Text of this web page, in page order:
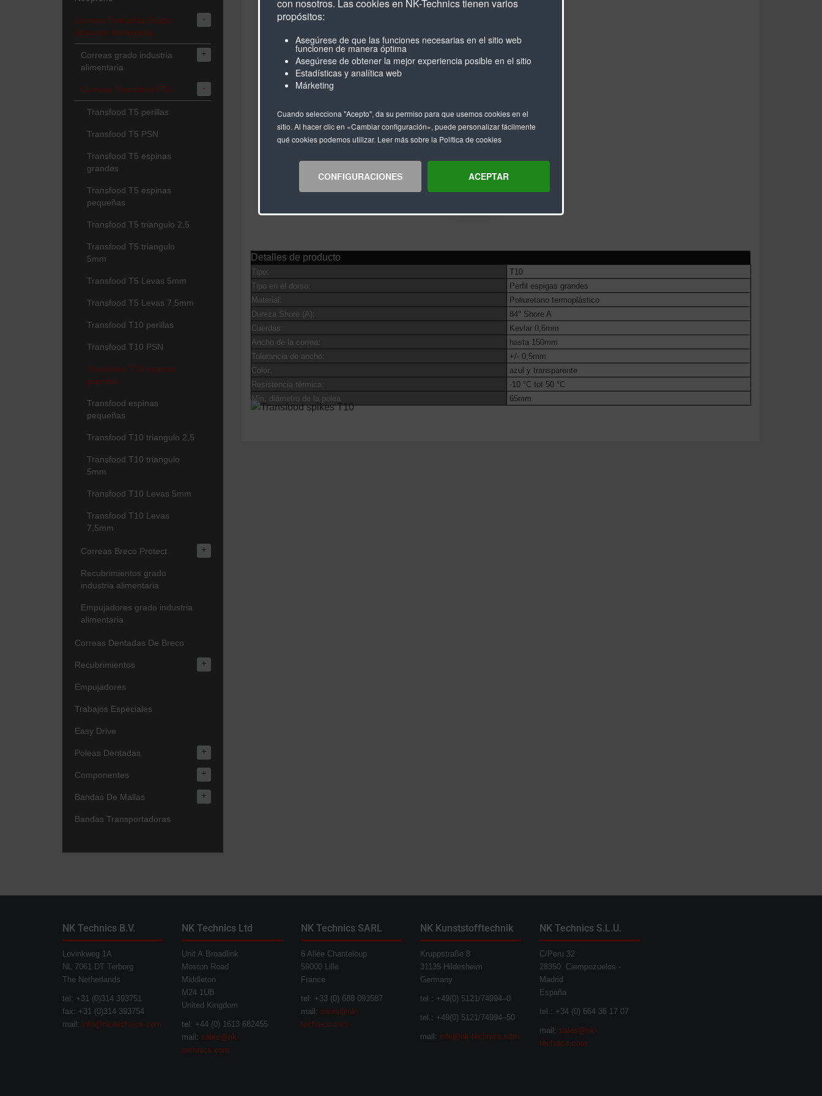
Detalles de producto
Tipo:
T10
Tipo en el dorso:
Perfil espigas grandes
Material:
Poliuretano termoplástico
Dureza Shore (A):
84° Shore A
Cuerdas:
Kevlar 0,6mm
Ancho de la correa:
hasta 150mm
Tolerancia de ancho:
+/- 0,5mm
Color:
azul y transparente
Resistencia térmica:
-10 °C tot 50 °C
Min. diámetro de la polea
65mm
Correas Dentadas Grado
Industria Alimentaria
-
Correas grado industria
alimentaria
+
Correas Transfood FDA -
Transfood T5 perillas
Transfood T5 PSN
Transfood T5 espinas
grandes
Transfood T5 espinas
pequeñas
Transfood T5 triangulo 2,5
Transfood T5 triangulo
5mm
Transfood T5 Levas 5mm
Transfood T5 Levas 7,5mm
Transfood T10 perillas
Transfood T10 PSN
Transfood T10 espinas
grandes
Transfood espinas
pequeñas
Transfood T10 triangulo 2,5
Transfood T10 triangulo
5mm
Transfood T10 Levas 5mm
Transfood T10 Levas
7,5mm
Correas Breco Protect +
Recubrimientos grado
industria alimentaria
Empujadores grado industria
alimentaria
Correas Dentadas De Breco
Recubrimientos +
Empujadores
Trabajos Especiales
Easy Drive
Poleas Dentadas +
Componentes +
Bandas De Mallas +
Bandas Transportadoras
NK Technics B.V.
Lovinkweg 1A
NL 7061 DT Terborg
The Netherlands
tel: +31 (0)314 393751
fax: +31 (0)314 393754
mail: info@nk-technics.com
NK Technics Ltd
Unit A Broadlink
Moston Road
Middleton
M24 1UB
United Kingdom
tel: +44 (0) 1613 682455
mail: sales@nk-
technics.com
NK Technics SARL
6 Allée Chanteloup
59000 Lille
France
tel: +33 (0) 688 093587
mail: sales@nk-
technics.com
NK Kunststofftechnik
Kruppstraße 8
31135 Hildesheim
Germany
tel.: +49(0) 5121/74994–0
tel.: +49(0) 5121/74994–50
mail: info@nk-technics.com
NK Technics S.L.U.
C/Peru 32
28350 Ciempozuelos -
Madrid
España
tel.: +34 (0) 664 36 17 07
mail: sales@nk-
technics.com
con nosotros. Las cookies en NK-Technics tienen varios
propósitos:
Asegúrese de que las funciones necesarias en el sitio web
funcionen de manera óptima
Asegúrese de obtener la mejor experiencia posible en el sitio
Estadísticas y analítica web
Márketing
Cuando selecciona "Acepto", da su permiso para que usemos cookies en el
sitio. Al hacer clic en «Cambiar configuración», puede personalizar fácilmente
qué cookies podemos utilizar. Leer más sobre la Política de cookies
ACEPTAR
CONFIGURACIONES